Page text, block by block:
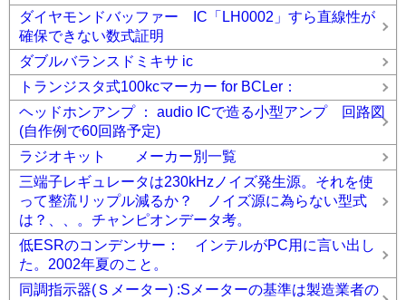
ダイヤモンドバッファー IC「LH0002」すら直線性が
確保できない数式証明
ダブルバランスドミキサ ic
トランジスタ式100kcマーカー for BCLer：
ヘッドホンアンプ ： audio ICで造る小型アンプ 回路図
(自作例で60回路予定)
ラジオキット メーカー別一覧
三端子レギュレータは230kHzノイズ発生源。それを使
って整流リップル減るか？ ノイズ源に為らない型式
は？、、。チャンピオンデータ考。
低ESRのコンデンサー： インテルがPC用に言い出し
た。2002年夏のこと。
同調指示器(Ｓメーター) :Sメーターの基準は製造業者の